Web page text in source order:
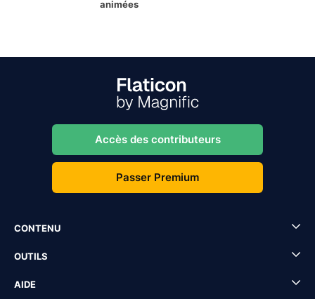
animées
Accès des contributeurs
Passer Premium
CONTENU
OUTILS
AIDE